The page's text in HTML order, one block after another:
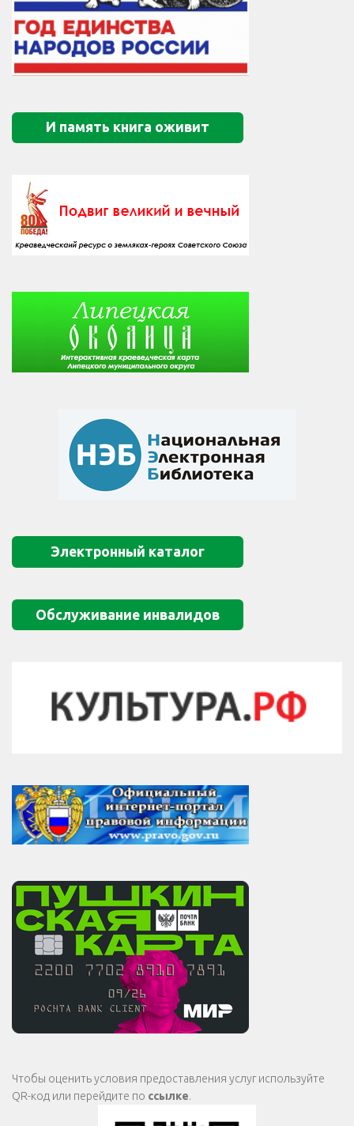
И память книга оживит
Электронный каталог
Обслуживание инвалидов
Чтобы оценить условия предоставления услуг используйте
QR-код или перейдите по ссылке.